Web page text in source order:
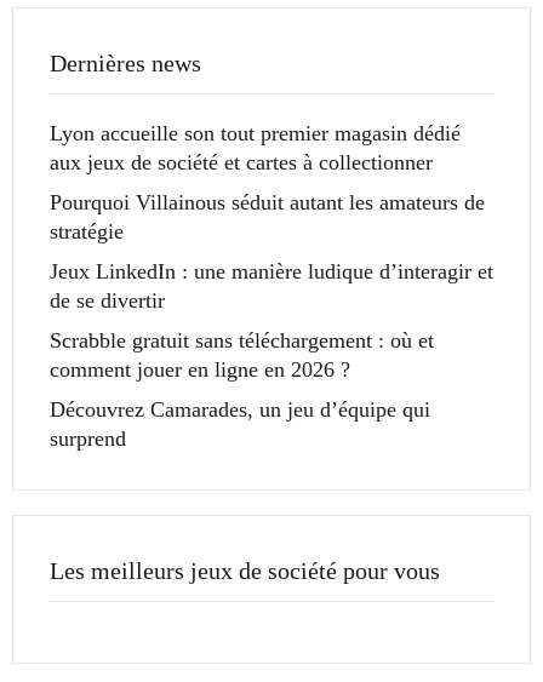
Dernières news
Lyon accueille son tout premier magasin dédié
aux jeux de société et cartes à collectionner
Pourquoi Villainous séduit autant les amateurs de
stratégie
Jeux LinkedIn : une manière ludique d’interagir et
de se divertir
Scrabble gratuit sans téléchargement : où et
comment jouer en ligne en 2026 ?
Découvrez Camarades, un jeu d’équipe qui
surprend
Les meilleurs jeux de société pour vous